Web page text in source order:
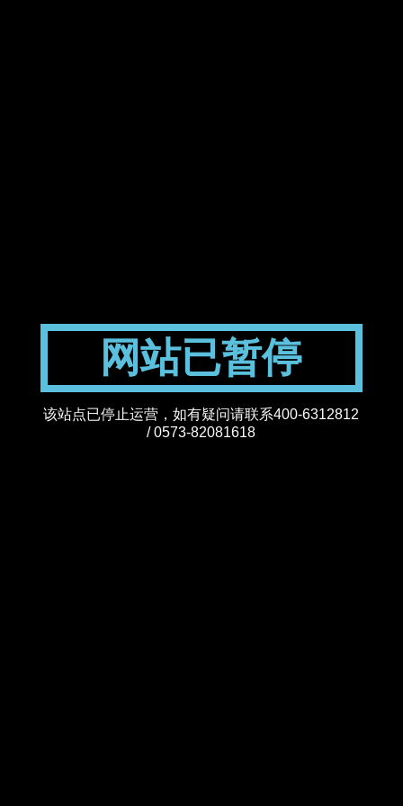
网站已暂停
该站点已停止运营，如有疑问请联系400-6312812
/ 0573-82081618